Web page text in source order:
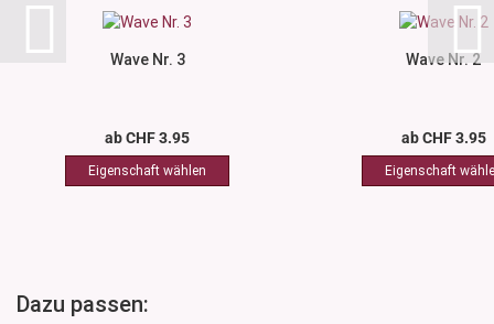
Wave Nr. 3
ab CHF 3.95
Wave Nr. 2
ab CHF 3.95
Dazu passen: